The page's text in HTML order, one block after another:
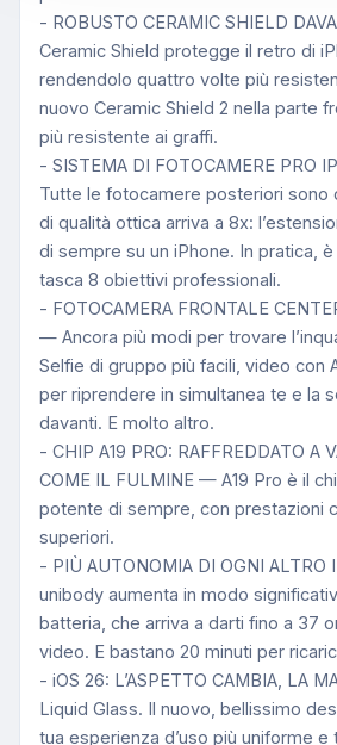
- ROBUSTO CERAMIC SHIELD
Ceramic Shield protegge il retro di
rendendolo quattro volte più
nuovo Ceramic Shield 2 nella parte
più resistente ai graffi.
- SISTEMA DI FOTOCAMERE PRO
Tutte le fotocamere posteriori sono
di qualità ottica arriva a 8x:
di sempre su un iPhone. In pratica,
tasca 8 obiettivi professionali.
- FOTOCAMERA FRONTALE
— Ancora più modi per trovare
Selfie di gruppo più facili, video con
per riprendere in simultanea te e la
davanti. E molto altro.
- CHIP A19 PRO: RAFFREDDATO A
COME IL FULMINE — A19 Pro è il
potente di sempre, con prestazioni
superiori.
- PIÙ AUTONOMIA DI OGNI
unibody aumenta in modo
batteria, che arriva a darti fino a 37
video. E bastano 20 minuti per
- iOS 26: L’ASPETTO CAMBIA, LA
Liquid Glass. Il nuovo, bellissimo
tua esperienza d’uso più uniforme